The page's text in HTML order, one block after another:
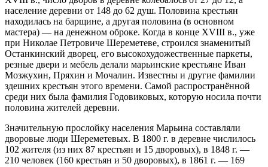
население деревни от 148 до 62 душ. Половина крестьян
находилась на барщине, а другая половина (в основном
мастера) — на денежном оброке. Когда в конце XVIII в., уже
при Николае Петровиче Шереметеве, строился знаменитый
Останкинский дворец, его высокохудожественные паркеты,
резные двери и мебель делали марьинские крестьяне Иван
Мозжухин, Пряхин и Мочалин. Известны и другие фамилии
здешних крестьян этого времени. Самой распространённой
среди них была фамилия Годовиковых, которую носила почти
половина жителей деревни.
Значительную прослойку населения Марьина составляли
дворовые люди Шереметевых. В 1800 г. в деревне числилось
102 жителя (из них 87 крестьян и 15 дворовых), в 1848 г. —
210 человек (160 крестьян и 50 дворовых), в 1861 г. — 169